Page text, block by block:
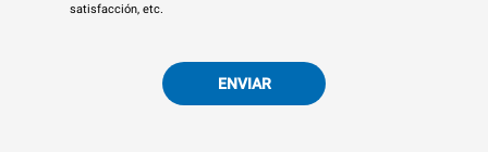
satisfacción, etc.
ENVIAR